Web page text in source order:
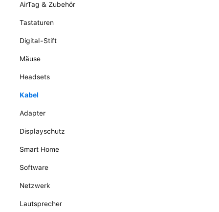
AirTag & Zubehör
Tastaturen
Digital-Stift
Mäuse
Headsets
Kabel
Adapter
Displayschutz
Smart Home
Software
Netzwerk
Lautsprecher